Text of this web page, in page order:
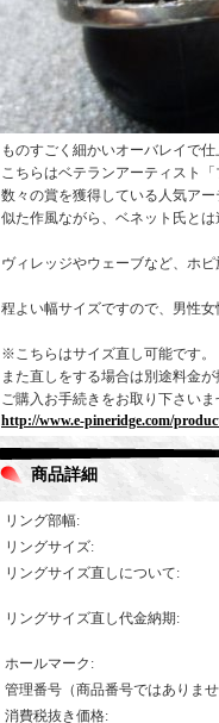
ものすごく細かいオーバレイで
こちらはベテランアーティスト
数々の賞を獲得している人気ア
似た作風ながら、ベネット氏と
ヴィレッジやウェーブなど、ホ
程よい幅サイズですので、男性
※こちらはサイズ直し可能です
また直しをする場合は別途料金
ご購入お手続きをお取り下さいま
http://www.e-pineridge.com/
商品詳細
リング部幅:
リングサイズ:
リングサイズ直しについて:
リングサイズ直し代金納期:
ホールマーク :
管理番号（商品番号ではありま
消費税抜き価格: